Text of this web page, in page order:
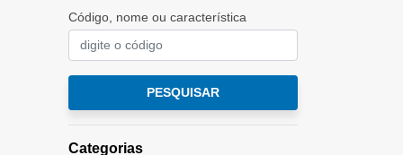
Código, nome ou característica
PESQUISAR
Categorias